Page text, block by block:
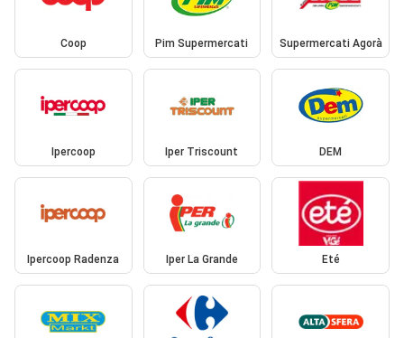
Coop Pim Supermercati Supermercati Agorà
Ipercoop Iper Triscount DEM
Ipercoop Radenza Iper La Grande Eté